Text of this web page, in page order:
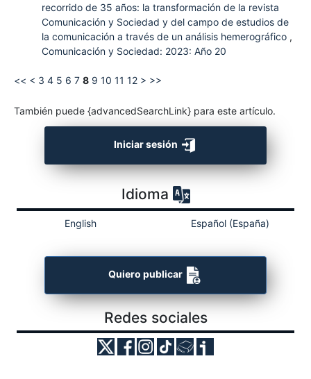
recorrido de 35 años: la transformación de la revista
Comunicación y Sociedad y del campo de estudios de
la comunicación a través de un análisis hemerográfico ,
Comunicación y Sociedad: 2023: Año 20
<< < 3 4 5 6 7 8 9 10 11 12 > >>
También puede {advancedSearchLink} para este artículo.
Iniciar sesión
Idioma
English Español (España)
Quiero publicar
Redes sociales